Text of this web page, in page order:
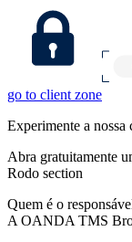
go to client zone
Experimente a nossa
Abra gratuitamente
Rodo section
Quem é o
A OANDA TMS